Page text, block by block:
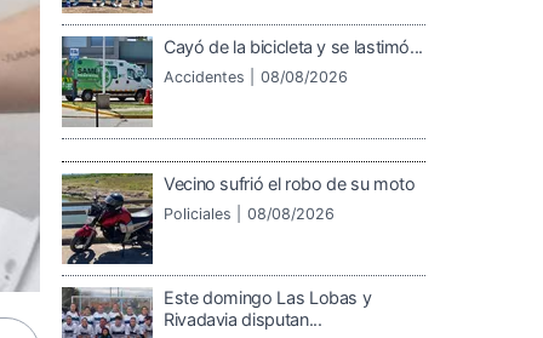
Cayó de la bicicleta y se lastimó...
Accidentes | 08/08/2026
Vecino sufrió el robo de su moto
Policiales | 08/08/2026
Este domingo Las Lobas y
Rivadavia disputan...